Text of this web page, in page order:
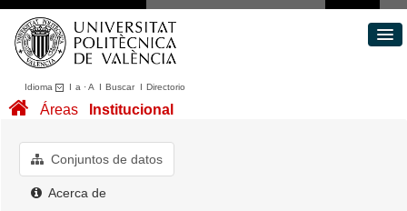
Idioma I a ·A I BuscarI Directorio
Conjuntos de datos
Acerca de
Áreas Institucional
Conjuntos de datos
Acerca de